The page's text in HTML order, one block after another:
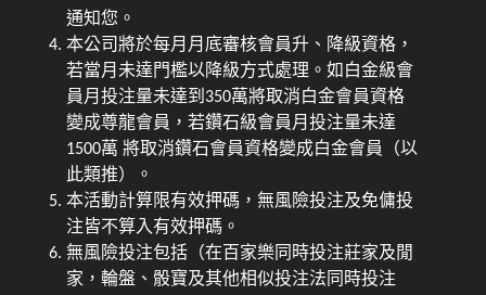
通知您。
本公司將於每月月底審核會員升、降級資格，
若當月未達門檻以降級方式處理。如白金級會
員月投注量未達到350萬將取消白金會員資格
變成尊龍會員，若鑽石級會員月投注量未達
1500萬 將取消鑽石會員資格變成白金會員（以
此類推）。
本活動計算限有效押碼，無風險投注及免傭投
注皆不算入有效押碼。
無風險投注包括（在百家樂同時投注莊家及閒
家，輪盤、骰寶及其他相似投注法同時投注